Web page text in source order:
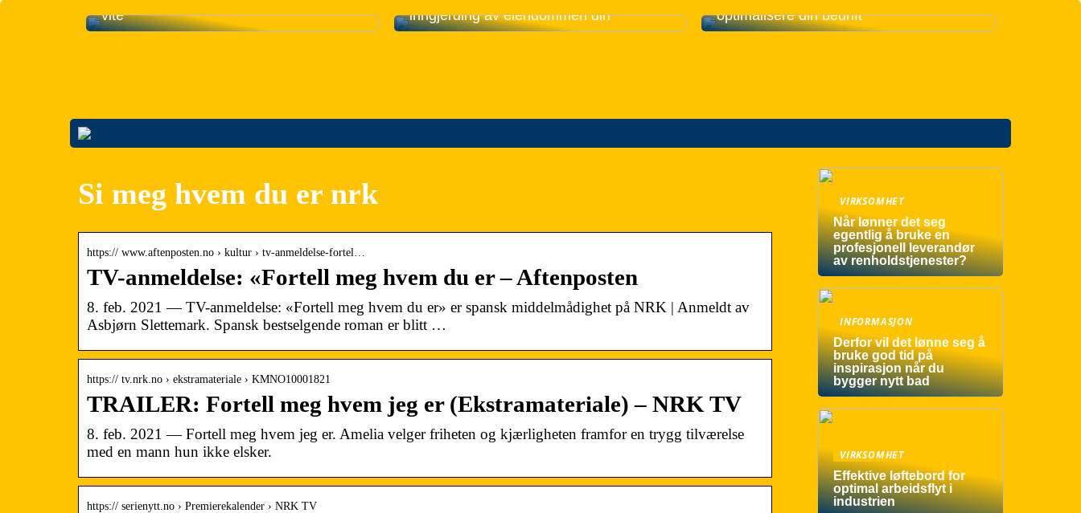
vite
inngjerding av eiendommen din
optimalisere din bedrift
Si meg hvem du er nrk
https:// www.aftenposten.no › kultur › tv-anmeldelse-fortel…
TV-anmeldelse: «Fortell meg hvem du er – Aftenposten
8. feb. 2021 — TV-anmeldelse: «Fortell meg hvem du er» er spansk middelmådighet på NRK | Anmeldt av
Asbjørn Slettemark. Spansk bestselgende roman er blitt …
https:// tv.nrk.no › ekstramateriale › KMNO10001821
TRAILER: Fortell meg hvem jeg er (Ekstramateriale) – NRK TV
8. feb. 2021 — Fortell meg hvem jeg er. Amelia velger friheten og kjærligheten framfor en trygg tilværelse
med en mann hun ikke elsker.
https:// serienytt.no › Premierekalender › NRK TV
VIRKSOMHET
Når lønner det seg
egentlig å bruke en
profesjonell leverandør
av renholdstjenester?
INFORMASJON
Derfor vil det lønne seg å
bruke god tid på
inspirasjon når du
bygger nytt bad
VIRKSOMHET
Effektive løftebord for
optimal arbeidsflyt i
industrien